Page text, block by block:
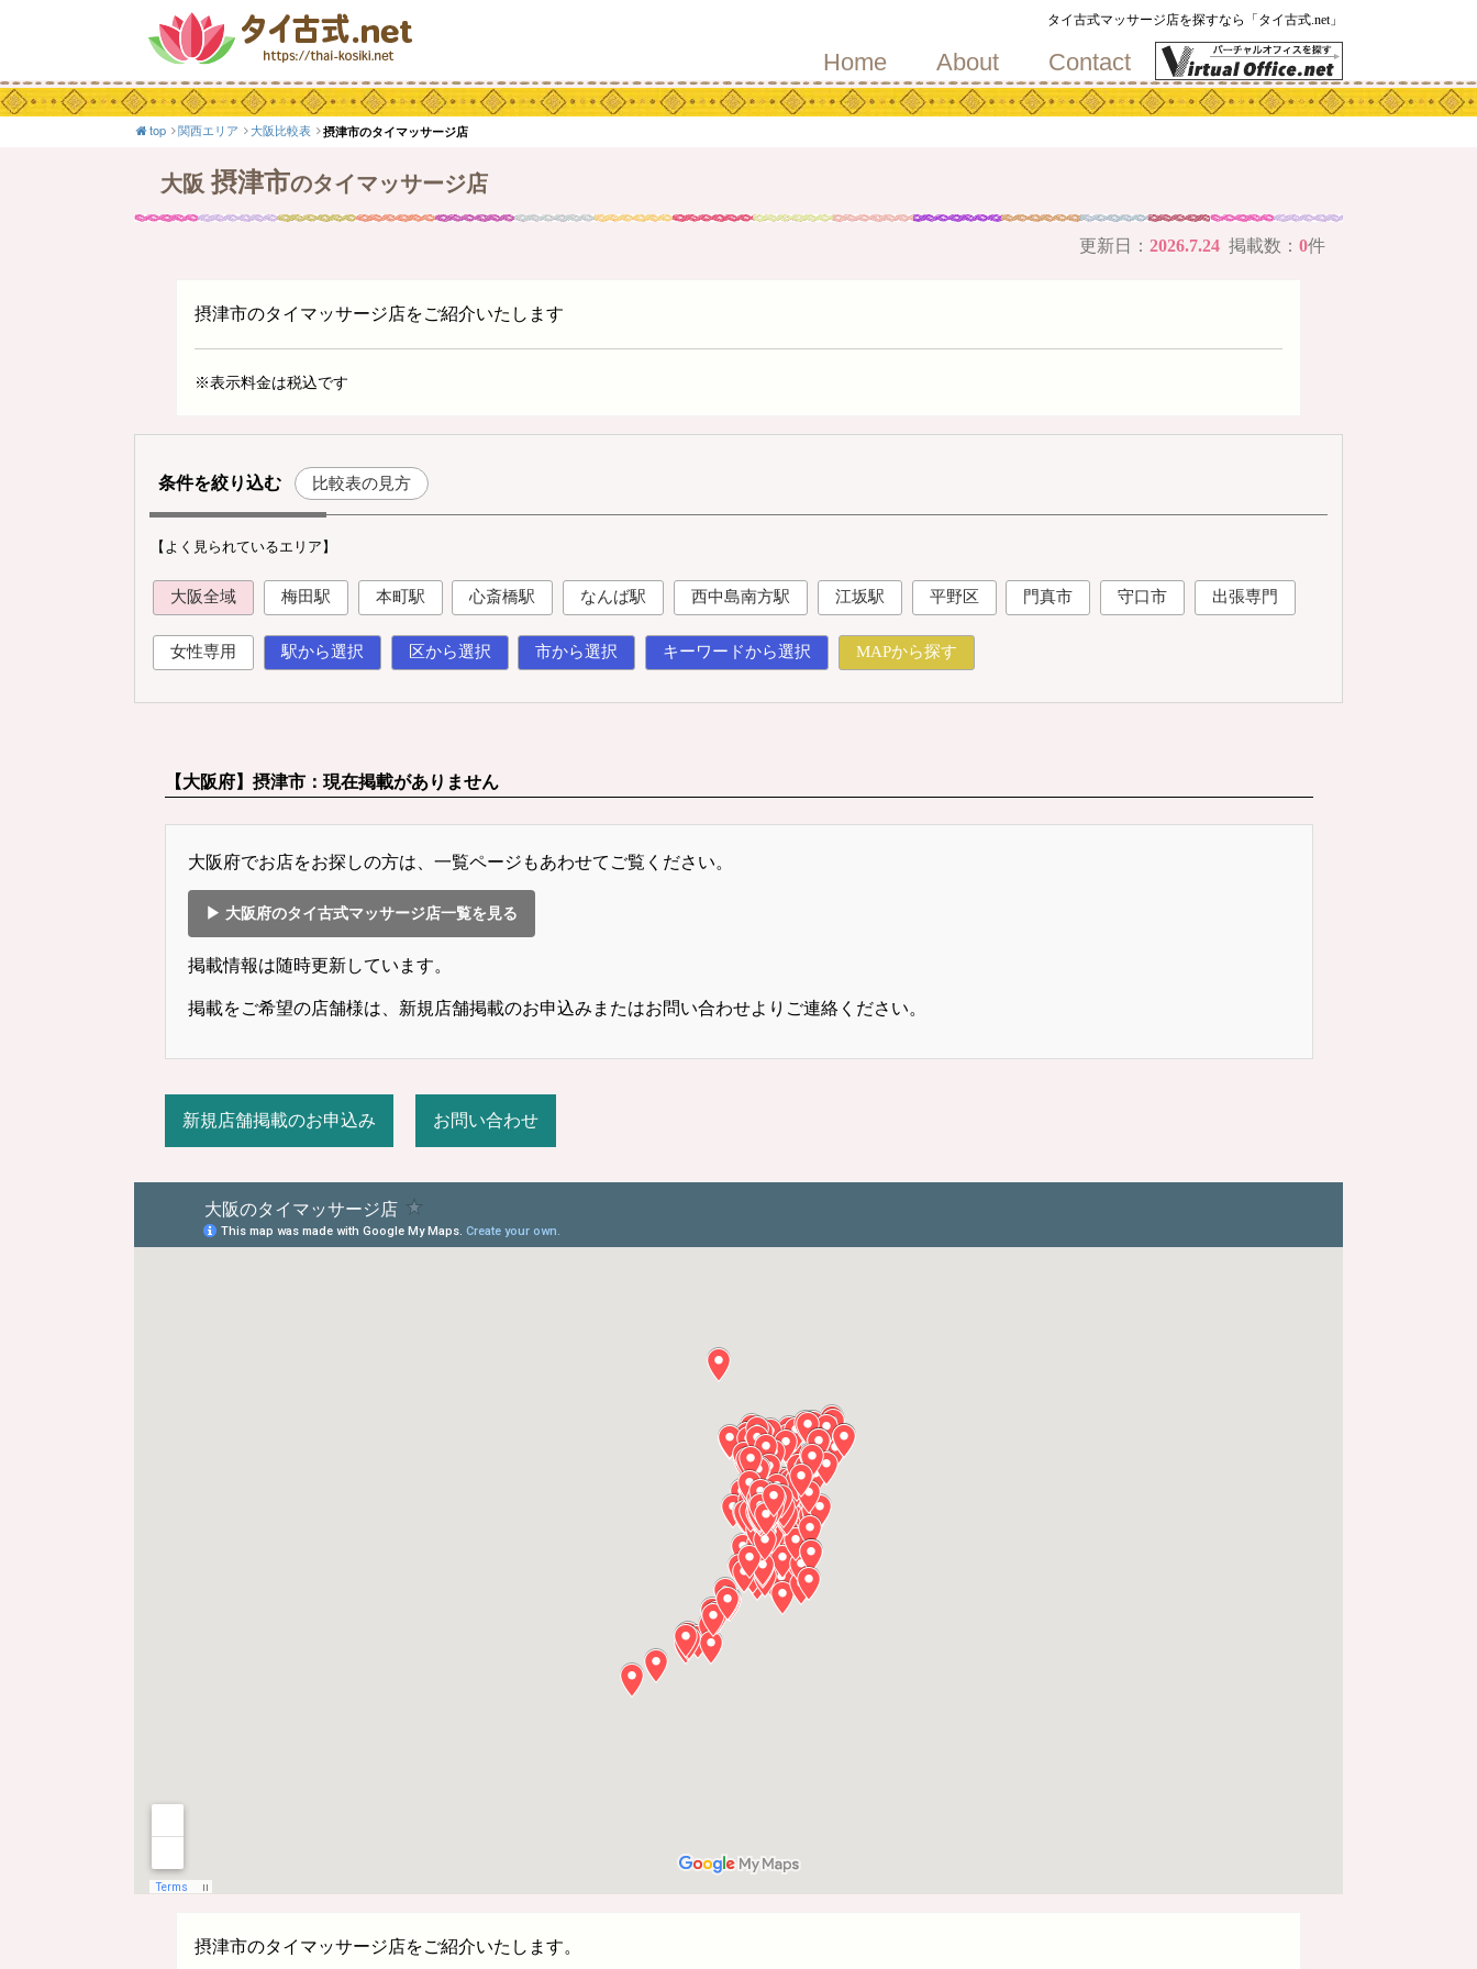
タイ古式マッサージ店を探すなら「タイ古式.net」
Home About Contact
top 関西エリア 大阪比較表 摂津市のタイマッサージ店
大阪 摂津市のタイマッサージ店
更新日： 2026.7.24 掲載数： 0件
摂津市のタイマッサージ店をご紹介いたします
※表示料金は税込です
条件を絞り込む 比較表の見方
【よく見られているエリア】
大阪全域 梅田駅 本町駅 心斎橋駅 なんば駅 西中島南方駅 江坂駅 平野区 門真市 守口市 出張専門
女性専用 駅から選択 区から選択 市から選択 キーワードから選択 MAPから探す
【大阪府】摂津市：現在掲載がありません
大阪府でお店をお探しの方は、一覧ページもあわせてご覧ください。
▶ 大阪府のタイ古式マッサージ店一覧を見る
掲載情報は随時更新しています。
掲載をご希望の店舗様は、新規店舗掲載のお申込みまたはお問い合わせよりご連絡ください。
新規店舗掲載のお申込み お問い合わせ
摂津市のタイマッサージ店をご紹介いたします。